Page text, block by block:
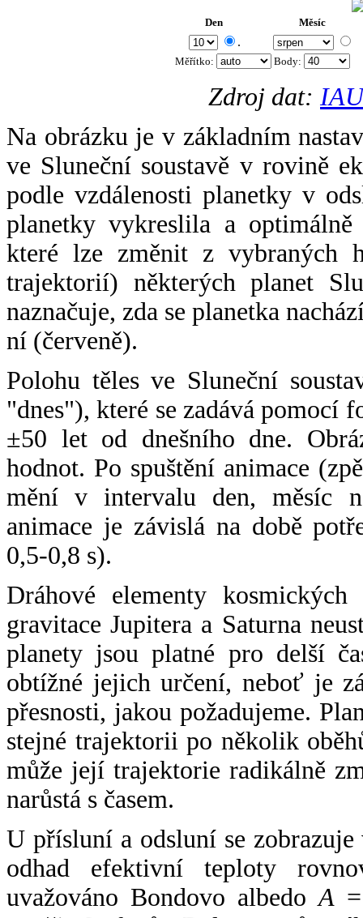
Den Měsíc
.
Měřítko: Body:
Zdroj dat:
Na obrázku je v základním
ve Sluneční soustavě v rovině
podle vzdálenosti planetky v
planetky vykreslila a
které lze změnit z vybraných
trajektorií) některých planet
naznačuje, zda se planetka
ní (červeně).
Polohu těles ve Sluneční
"dnes"), které se zadává pomocí
±50 let od dnešního dne.
hodnot. Po spuštění animace
mění v intervalu den, měsíc
animace je závislá na době
0,5-0,8 s).
Dráhové elementy
gravitace Jupitera a Saturna
planety jsou platné pro delší
obtížné jejich určení, neboť je
přesnosti, jakou požadujeme.
stejné trajektorii po několik
může její trajektorie radikálně
narůstá s časem.
U přísluní a odsluní se
odhad efektivní teploty
uvažováno Bondovo albedoA